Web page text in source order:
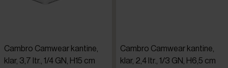
Cambro Camwear kantine,
klar, 3,7 ltr., 1/4 GN, H15 cm
Cambro Camwear kantine,
klar, 2,4 ltr., 1/3 GN, H6,5 cm